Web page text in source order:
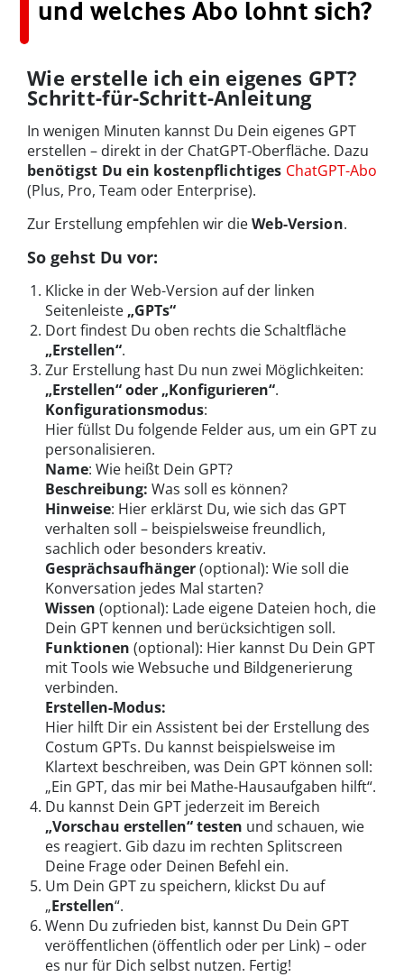
und welches Abo lohnt sich?
Wie erstelle ich ein eigenes GPT?
Schritt-für-Schritt-Anleitung
In wenigen Minuten kannst Du Dein eigenes GPT
erstellen – direkt in der ChatGPT-Oberfläche. Dazu
benötigst Du ein kostenpflichtiges ChatGPT-Abo
(Plus, Pro, Team oder Enterprise).
Zur Erstellung empfehlen wir dieWeb-Version.
So gehst Du vor:
Klicke in der Web-Version auf der linken
Seitenleiste „GPTs“
Dort findest Du oben rechts die Schaltfläche
„Erstellen“.
Zur Erstellung hast Du nun zwei Möglichkeiten:
„Erstellen“ oder „Konfigurieren“.
Konfigurationsmodus:
Hier füllst Du folgende Felder aus, um ein GPT zu
personalisieren.
Name: Wie heißt Dein GPT?
Beschreibung: Was soll es können?
Hinweise: Hier erklärst Du, wie sich das GPT
verhalten soll – beispielsweise freundlich,
sachlich oder besonders kreativ.
Gesprächsaufhänger(optional): Wie soll die
Konversation jedes Mal starten?
Wissen (optional): Lade eigene Dateien hoch, die
Dein GPT kennen und berücksichtigen soll.
Funktionen (optional): Hier kannst Du Dein GPT
mit Tools wie Websuche und Bildgenerierung
verbinden.
Erstellen-Modus:
Hier hilft Dir ein Assistent bei der Erstellung des
Costum GPTs. Du kannst beispielsweise im
Klartext beschreiben, was Dein GPT können soll:
„Ein GPT, das mir bei Mathe-Hausaufgaben hilft“.
Du kannst Dein GPT jederzeit im Bereich
„Vorschau erstellen“ testen und schauen, wie
es reagiert. Gib dazu im rechten Splitscreen
Deine Frage oder Deinen Befehl ein.
Um Dein GPT zu speichern, klickst Du auf
„Erstellen“.
Wenn Du zufrieden bist, kannst Du Dein GPT
veröffentlichen (öffentlich oder per Link) – oder
es nur für Dich selbst nutzen. Fertig!